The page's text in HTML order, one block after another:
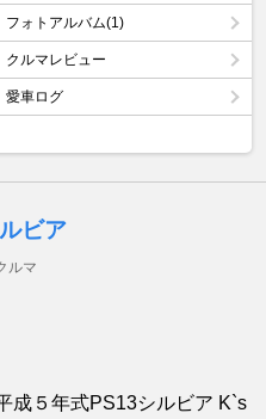
フォトアルバム(1)
クルマレビュー
愛車ログ
ビア
ルマ
成５年式PS13シルビア K`s